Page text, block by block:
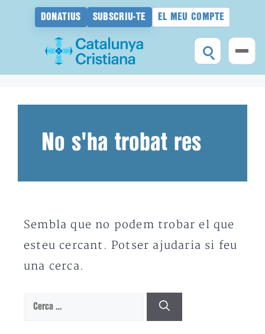
DONATIUS SUBSCRIU-TE EL MEU COMPTE
No s'ha trobat res
Sembla que no podem trobar el que
esteu cercant. Potser ajudaria si feu
una cerca.
Cerca: